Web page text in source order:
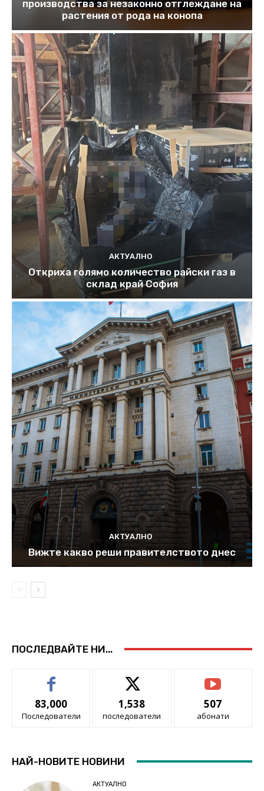
производства за незаконно отглеждане на
растения от рода на конопа
АКТУАЛНО
Откриха голямо количество райски газ в
склад край София
АКТУАЛНО
Вижте какво реши правителството днес
ПОСЛЕДВАЙТЕ НИ...
83,000
Последователи
1,538
последователи
507
абонати
НАЙ-НОВИТЕ НОВИНИ
АКТУАЛНО